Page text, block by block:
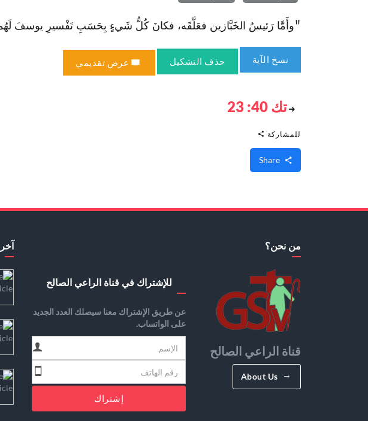
"وأَمَّا رَئيسُ الخَبَّازين فعَلَّقَه، فكانَ كُلُّ شَيءٍ بِحَسَبِ تَفْسيرِ يوسفَ لَهُما."
نسخ الآية حذف التشكيل عرض تقديمي
تك 40: 23
للمشاركة
من نحن؟
قناة الراعي الصالح
About Us
للإشتراك في قناة الراعي الصالح
عن طريق الإشتراك معنا سيصلك العدد الجديد
على الواتساب.
إشتراك
آخر